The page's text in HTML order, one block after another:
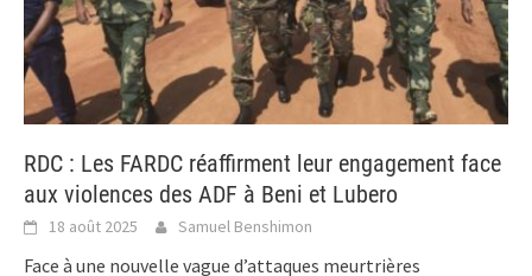
RDC : Les FARDC réaffirment leur engagement face
aux violences des ADF à Beni et Lubero
18 août 2025 Samuel Benshimon
Face à une nouvelle vague d’attaques meurtrières